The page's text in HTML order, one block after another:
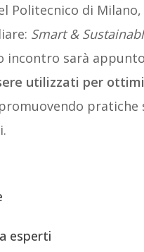
Politecnico di
Smart &
incontro sarà
utilizzati per
esperti